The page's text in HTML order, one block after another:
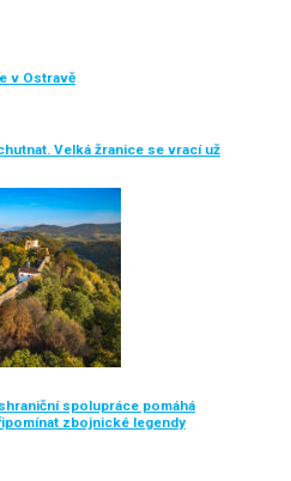
v Ostravě
Velká žranice se vrací už
spolupráce pomáhá
zbojnické legendy